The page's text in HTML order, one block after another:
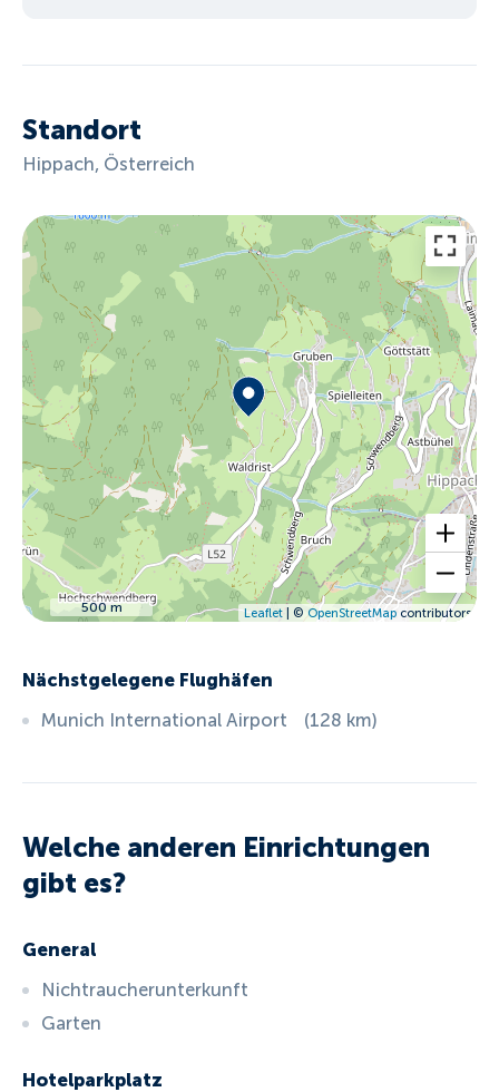
Standort
Hippach, Österreich
500 m Leaflet| © OpenStreetMapcontributors
Nächstgelegene Flughäfen
Munich International Airport
(128 km)
Welche anderen Einrichtungen
gibt es?
General
Nichtraucherunterkunft
Garten
Hotelparkplatz